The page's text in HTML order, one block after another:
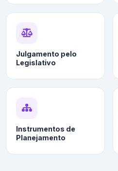
Julgamento pelo
Legislativo
Instrumentos de
Planejamento